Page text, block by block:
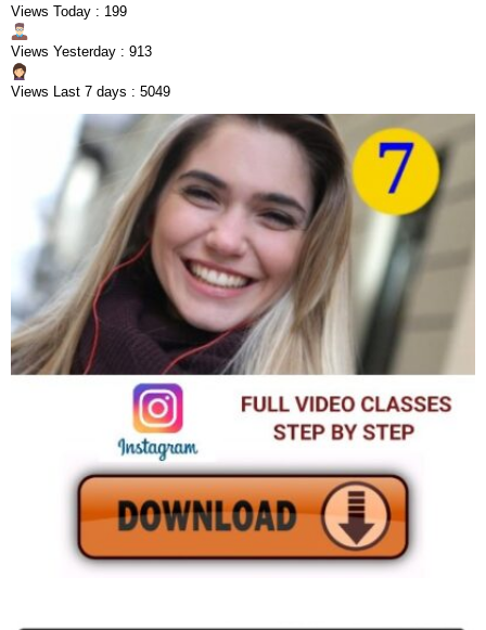
Views Today : 199
Views Yesterday : 913
Views Last 7 days : 5049